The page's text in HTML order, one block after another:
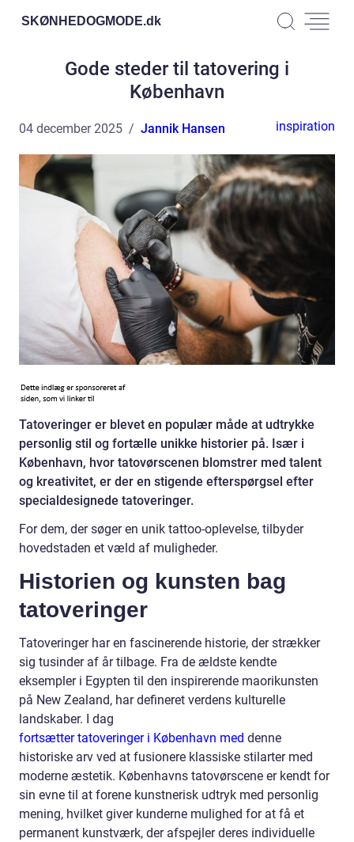
SKØNHEDOGMODE.dk
Gode steder til tatovering i
København
04 december 2025 Jannik Hansen inspiration
Tatoveringer er blevet en populær måde at udtrykke
personlig stil og fortælle unikke historier på. Især i
København, hvor tatovørscenen blomstrer med talent
og kreativitet, er der en stigende efterspørgsel efter
specialdesignede tatoveringer.
For dem, der søger en unik tattoo-oplevelse, tilbyder
hovedstaden et væld af muligheder.
Historien og kunsten bag
tatoveringer
Tatoveringer har en fascinerende historie, der strækker
sig tusinder af år tilbage. Fra de ældste kendte
eksempler i Egypten til den inspirerende maorikunsten
på New Zealand, har defineret verdens kulturelle
landskaber. I dag
fortsætter tatoveringer i København med denne
historiske arv ved at fusionere klassiske stilarter med
moderne æstetik. Københavns tatovørscene er kendt for
sin evne til at forene kunstnerisk udtryk med personlig
mening, hvilket giver kunderne mulighed for at få et
permanent kunstværk, der afspejler deres individuelle